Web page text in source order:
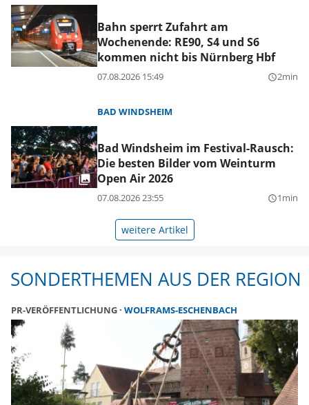
Bahn sperrt Zufahrt am
Wochenende: RE90, S4 und S6
kommen nicht bis Nürnberg Hbf
07.08.2026 15:49 query_builder2min
BAD WINDSHEIM
Bad Windsheim im Festival-Rausch:
Die besten Bilder vom Weinturm
Open Air 2026
07.08.2026 23:55 query_builder1min
weitere Artikel
SONDERTHEMEN AUS DER REGION
PR-VERÖFFENTLICHUNG WOLFRAMS-ESCHENBACH